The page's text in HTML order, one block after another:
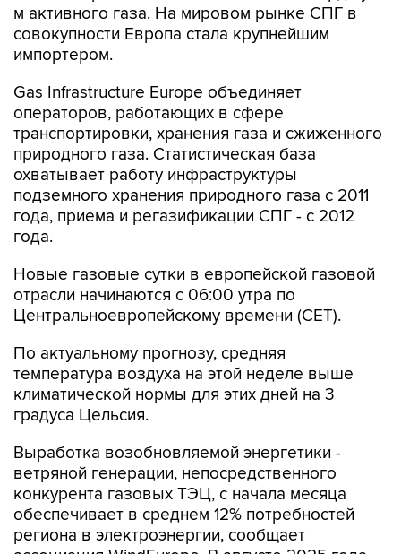
м активного газа. На мировом рынке СПГ в
совокупности Европа стала крупнейшим
импортером.
Gas Infrastructure Europe объединяет
операторов, работающих в сфере
транспортировки, хранения газа и сжиженного
природного газа. Статистическая база
охватывает работу инфраструктуры
подземного хранения природного газа с 2011
года, приема и регазификации СПГ - с 2012
года.
Новые газовые сутки в европейской газовой
отрасли начинаются c 06:00 утра по
Центральноевропейскому времени (CET).
По актуальному прогнозу, средняя
температура воздуха на этой неделе выше
климатической нормы для этих дней на 3
градуса Цельсия.
Выработка возобновляемой энергетики -
ветряной генерации, непосредственного
конкурента газовых ТЭЦ, с начала месяца
обеспечивает в среднем 12% потребностей
региона в электроэнергии, сообщает